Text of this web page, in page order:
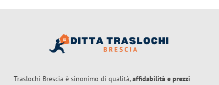
Traslochi Brescia è sinonimo di qualità,affidabilità e prezzi